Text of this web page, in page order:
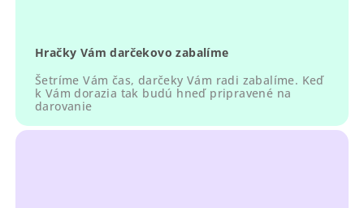
i
s
u
Hračky Vám darčekovo zabalíme
Šetríme Vám čas, darčeky Vám radi zabalíme. Keď
k Vám dorazia tak budú hneď pripravené na
darovanie